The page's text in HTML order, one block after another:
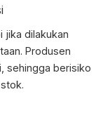
jika dilakukan
Produsen
sehingga berisiko